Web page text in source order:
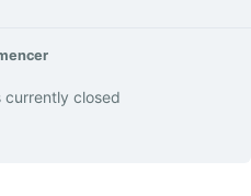
currently closed